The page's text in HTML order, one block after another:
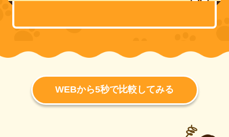
WEBから5秒で比較してみる